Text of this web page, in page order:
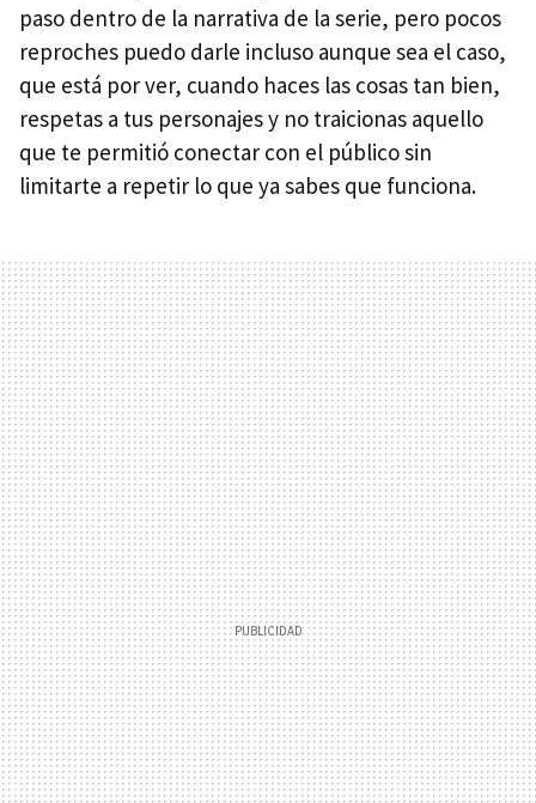
paso dentro de la narrativa de la serie, pero pocos
reproches puedo darle incluso aunque sea el caso,
que está por ver, cuando haces las cosas tan bien,
respetas a tus personajes y no traicionas aquello
que te permitió conectar con el público sin
limitarte a repetir lo que ya sabes que funciona.